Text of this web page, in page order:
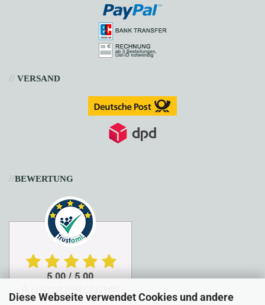
Diese Webseite verwendet Cookies und andere
// VERSAND
//BEWERTUNG